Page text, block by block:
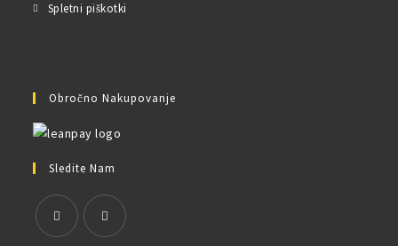
Spletni piškotki
Obročno Nakupovanje
Sledite Nam